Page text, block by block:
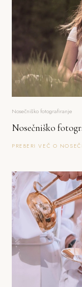
Nosečniško fotografiranje
Nosečniško
PREBERI VEČ O